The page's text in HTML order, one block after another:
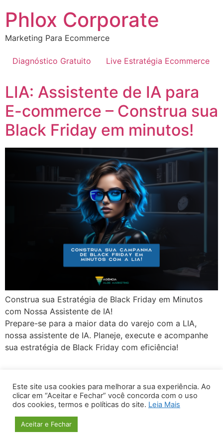
Phlox Corporate
Marketing Para Ecommerce
Diagnóstico Gratuito Live Estratégia Ecommerce
LIA: Assistente de IA para
E-commerce – Construa sua
Black Friday em minutos!
Construa sua Estratégia de Black Friday em Minutos
com Nossa Assistente de IA!
Prepare-se para a maior data do varejo com a LIA,
nossa assistente de IA. Planeje, execute e acompanhe
sua estratégia de Black Friday com eficiência!
Este site usa cookies para melhorar a sua experiência. Ao
clicar em “Aceitar e Fechar” você concorda com o uso
dos cookies, termos e políticas do site. Leia Mais
Aceitar e Fechar